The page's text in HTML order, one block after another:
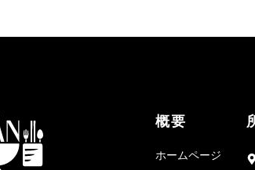
概要
ホームページ